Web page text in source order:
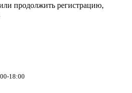
продолжить регистрацию,
18:00